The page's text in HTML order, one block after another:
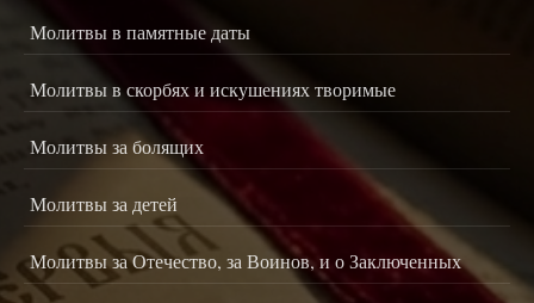
Молитвы в памятные даты
Молитвы в скорбях и искушениях творимые
Молитвы за болящих
Молитвы за детей
Молитвы за Отечество, за Воинов, и о Заключенных